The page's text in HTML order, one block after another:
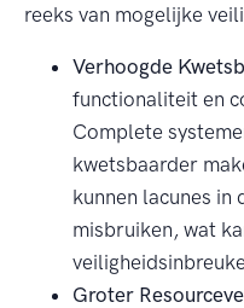
reeks van mogelijke
Verhoogde
functionaliteit en
Complete
kwetsbaarder
kunnen lacunes in
misbruiken, wat
Groter